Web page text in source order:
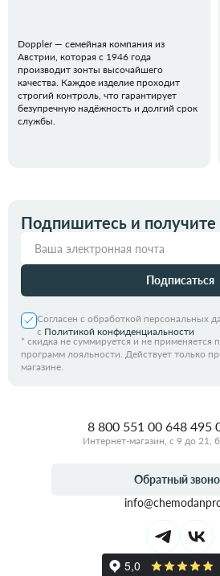
Doppler — семейная компания из
Австрии, которая с 1946 года
производит зонты высочайшего
качества. Каждое изделие проходит
строгий контроль, что гарантирует
безупречную надёжность и долгий срок
службы.
Подпишитесь и получите
Подписаться
Согласен с обработкой персональных
с Политикой конфиденциальности
* скидка не суммируется и не применяется
программ лояльности. Действует только
магазине.
8 800 551 00 648 495
Интернет-магазин, с 9 до 21,
Обратный